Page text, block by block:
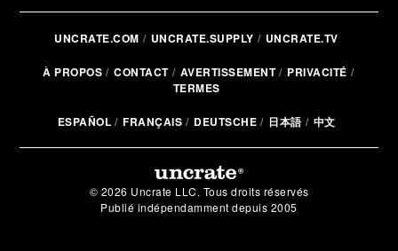
UNCRATE.COM UNCRATE.SUPPLY UNCRATE.TV
À PROPOS CONTACT AVERTISSEMENT
PRIVACITÉ
TERMES
ESPAÑOL FRANÇAIS DEUTSCHE 日本語 中文
© 2026 Uncrate LLC. Tous droits réservés
Publié indépendamment depuis 2005